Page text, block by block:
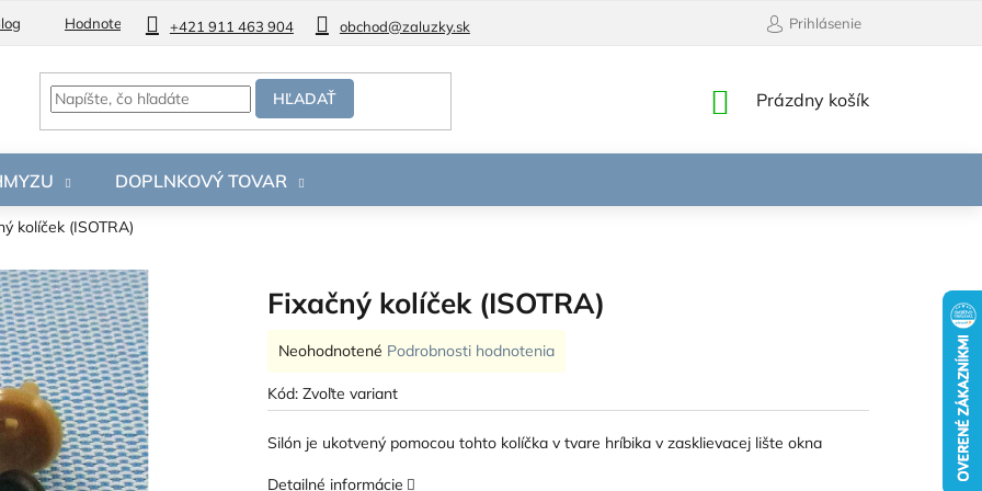
+421 911 463 904 obchod@zaluzky.sk
Hodnotenie obchodu Prihlásenie
HĽADAŤ
NÁKUPNÝ
Prázdny košík
DOPLNKOVÝ TOVAR
kolíček (ISOTRA)
Fixačný kolíček (ISOTRA)
Kód: Zvoľte variant
Silón je ukotvený pomocou tohto kolíčka v tvare hríbika v zasklievacej lište okna
Detailné informácie
Priemerné
produktu
je
0,0
z
Neohodnotené Podrobnosti hodnotenia